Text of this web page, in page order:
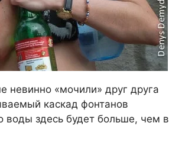
невинно «мочили» друг друга
каскад фонтанов
воды здесь будет больше, чем в